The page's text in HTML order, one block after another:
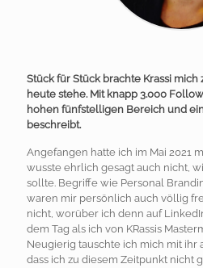
Stück für Stück brachte Krassi mich
heute stehe. Mit knapp 3.000
hohen fünfstelligen Bereich und
beschreibt.
Angefangen hatte ich im Mai 2021
wusste ehrlich gesagt auch nicht,
sollte. Begriffe wie Personal
waren mir persönlich auch völlig
nicht, worüber ich denn auf
dem Tag als ich von KRassis
Neugierig tauschte ich mich mit ihr
dass ich zu diesem Zeitpunkt nicht